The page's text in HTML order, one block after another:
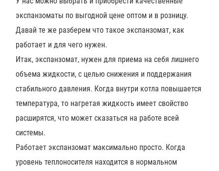
экспанзоматы по выгодной цене оптом и в розницу.
Давай те же разберем что такое экспанзомат, как
работает и для чего нужен.
Итак, экспанзомат, нужен для приема на себя лишнего
объема жидкости, с целью снижения и поддержания
стабильного давления. Когда внутри котла повышается
температура, то нагретая жидкость имеет свойство
расширятся, что может сказаться на работе всей
системы.
Работает экспанзомат максимально просто. Когда
уровень теплоносителя находится в нормальном